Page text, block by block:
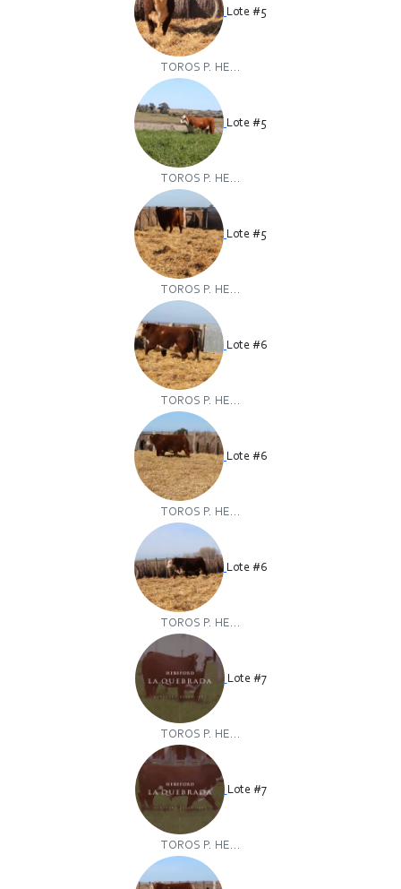
Lote #5
TOROS P. HE...
Lote #5
TOROS P. HE...
Lote #5
TOROS P. HE...
Lote #6
TOROS P. HE...
Lote #6
TOROS P. HE...
Lote #6
TOROS P. HE...
Lote #7
TOROS P. HE...
Lote #7
TOROS P. HE...